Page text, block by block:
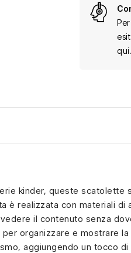
qui.
kinder, queste scatolette
realizzata con materiali di
il contenuto senza
organizzare e mostrare
aggiungendo un tocco di